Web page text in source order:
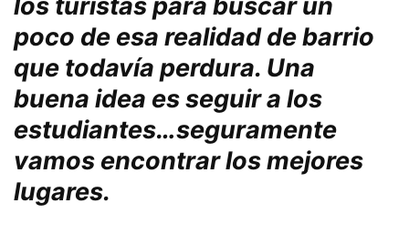
poco de esa realidad de barrio
que todaví­a perdura. Una
buena idea es seguir a los
estudiantes…seguramente
vamos encontrar los mejores
lugares.